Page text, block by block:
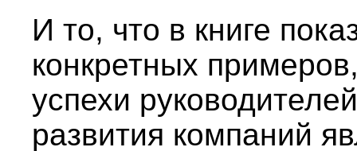
И то, что в книге
конкретных
успехи
развития компаний